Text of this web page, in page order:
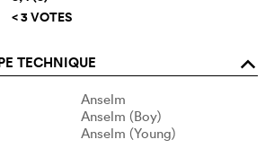
< 3 VOTES
TECHNIQUE o
Anselm
Anselm (Boy)
Anselm (Young)